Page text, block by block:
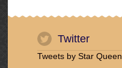
Twitter
Tweets by Star Queen